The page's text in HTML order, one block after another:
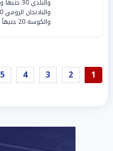
والكوسة 20 جنيهاً والبطيخ من 10 إلى 75 جنيهاً وال
1
2
3
4
5